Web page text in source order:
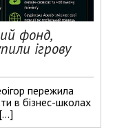
фонд,
ігрову
пережила
в бізнес-школах